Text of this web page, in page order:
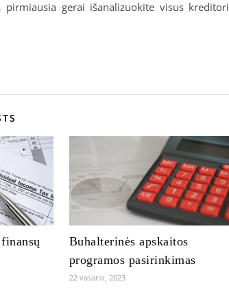
gerai išanalizuokite visus
Buhalterinės apskaitos
programos pasirinkimas
22 vasario, 2023